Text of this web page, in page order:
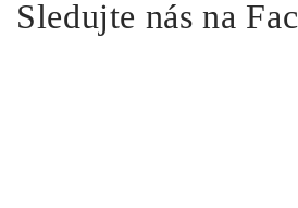
Sledujte nás na